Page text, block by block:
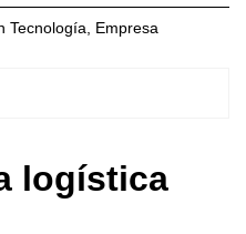
Tecnología Empresa
logística